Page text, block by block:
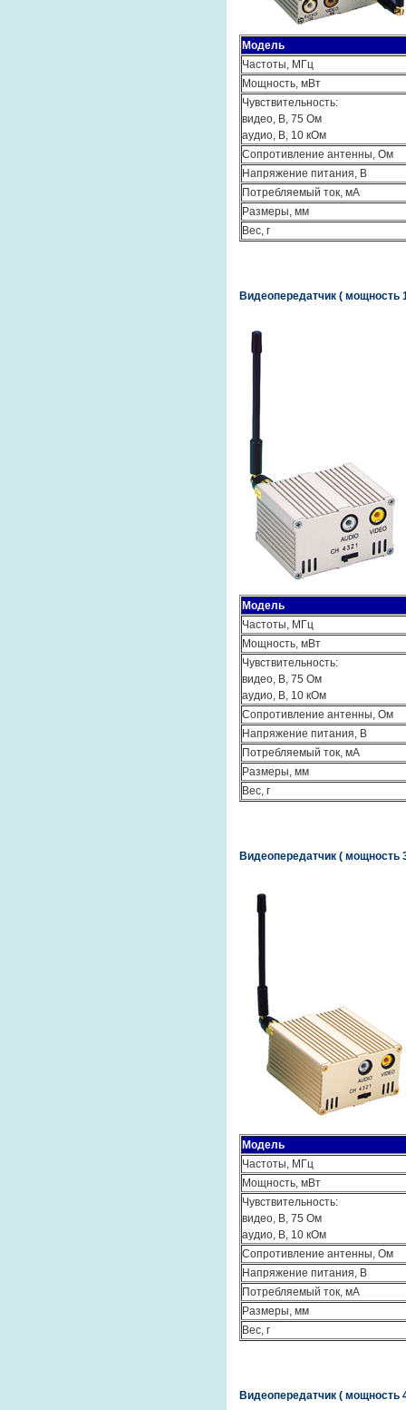
Модель
Частоты, МГц
Мощность, мВт
Чувствительность:
видео, В, 75 Ом
аудио, В, 10 кОм
Сопротивление антенны, Ом
Напряжение питания, В
Потребляемый ток, мА
Размеры, мм
Вес, г
Видеопередатчик ( мощность
Модель
Частоты, МГц
Мощность, мВт
Чувствительность:
видео, В, 75 Ом
аудио, В, 10 кОм
Сопротивление антенны, Ом
Напряжение питания, В
Потребляемый ток, мА
Размеры, мм
Вес, г
Видеопередатчик ( мощность
Модель
Частоты, МГц
Мощность, мВт
Чувствительность:
видео, В, 75 Ом
аудио, В, 10 кОм
Сопротивление антенны, Ом
Напряжение питания, В
Потребляемый ток, мА
Размеры, мм
Вес, г
Видеопередатчик ( мощность